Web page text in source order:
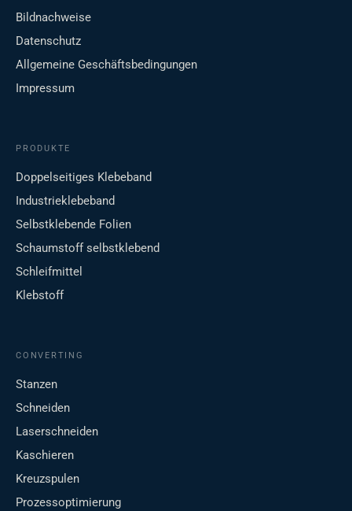
Bildnachweise
Datenschutz
Allgemeine Geschäftsbedingungen
Impressum
PRODUKTE
Doppelseitiges Klebeband
Industrieklebeband
Selbstklebende Folien
Schaumstoff selbstklebend
Schleifmittel
Klebstoff
CONVERTING
Stanzen
Schneiden
Laserschneiden
Kaschieren
Kreuzspulen
Prozessoptimierung